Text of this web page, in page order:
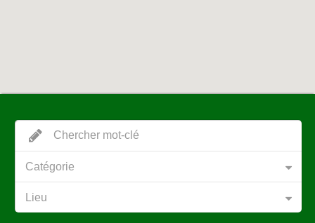
Catégorie
Lieu